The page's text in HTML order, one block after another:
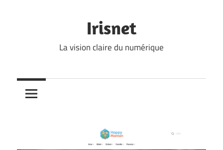
Irisnet
La vision claire du numérique